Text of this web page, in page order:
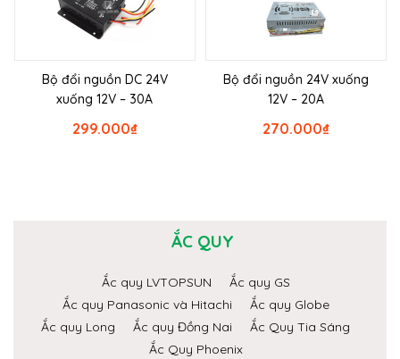
Bộ đổi nguồn DC 24V
xuống 12V – 30A
₫
299.000
Bộ đổi nguồn 24V xuống
12V – 20A
₫
270.000
ẮC QUY
Ắc quy LVTOPSUN
Ắc quy GS
Ắc quy Panasonic và Hitachi
Ắc quy Globe
Ắc quy Long
Ắc quy Đồng Nai
Ắc Quy Tia Sáng
Ắc Quy Phoenix